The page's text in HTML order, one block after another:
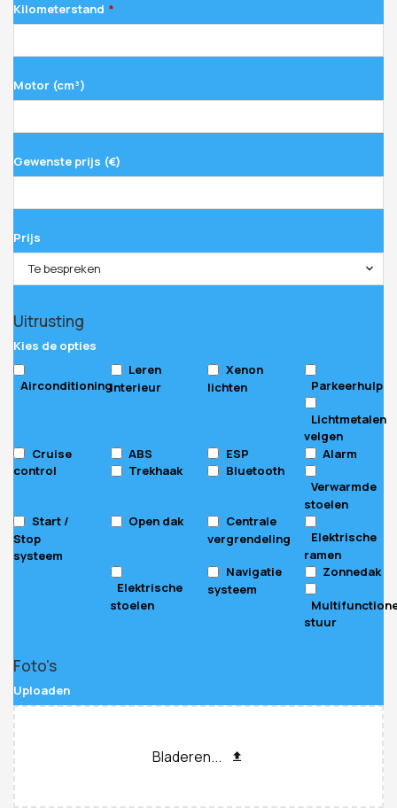
Kilometerstand *
Motor (cm³)
Gewenste prijs (€)
Prijs
Te bespreken
Uitrusting
Kies de opties
Airconditioning
Leren
interieur
Xenon
lichten
Parkeerhulp
Lichtmetalen
velgen
Cruise
control
ABS ESP
Alarm
Trekhaak
Bluetooth
Verwarmde
stoelen
Start /
Stop
systeem
Open dak
Centrale
vergrendeling
Elektrische
ramen
Elektrische
stoelen
Navigatie
systeem
Zonnedak
stuur
Foto's
Uploaden
Bladeren...